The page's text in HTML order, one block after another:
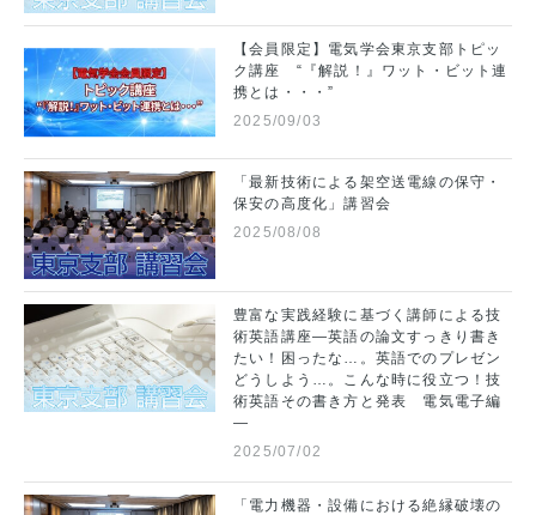
【会員限定】電気学会東京支部トピッ
ク講座 “『解説！』ワット・ビット連
携とは・・・”
2025/09/03
「最新技術による架空送電線の保守・
保安の高度化」講習会
2025/08/08
豊富な実践経験に基づく講師による技
術英語講座―英語の論文すっきり書き
たい！困ったな…。英語でのプレゼン
どうしよう…。こんな時に役立つ！技
術英語その書き方と発表 電気電子編
―
2025/07/02
「電力機器・設備における絶縁破壊の